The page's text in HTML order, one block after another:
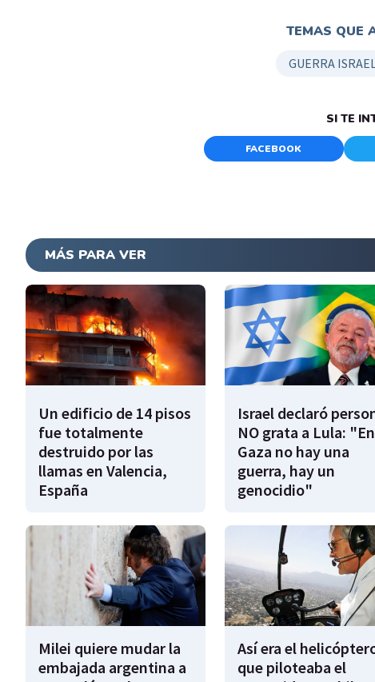
TEMAS QUE
GUERRA ISRAEL
SI TE
FACEBOOK
MÁS PARA VER
Un edificio de 14 pisos
fue totalmente
destruido por las
llamas en Valencia,
España
Israel declaró
NO grata a Lula: "En
Gaza no hay una
guerra, hay un
genocidio"
Milei quiere mudar la
embajada argentina a
Así era el
que piloteaba el